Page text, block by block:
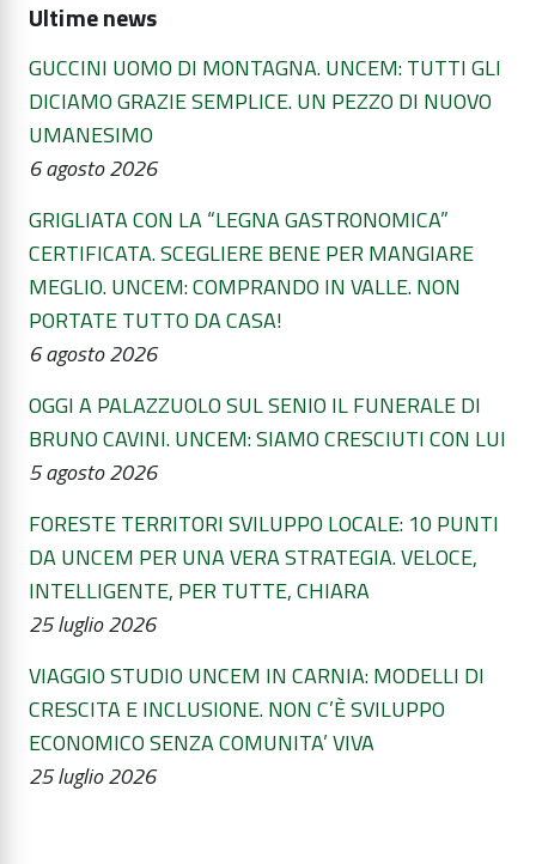
Ultime news
GUCCINI UOMO DI MONTAGNA. UNCEM: TUTTI GLI
DICIAMO GRAZIE SEMPLICE. UN PEZZO DI NUOVO
UMANESIMO
6 agosto 2026
GRIGLIATA CON LA “LEGNA GASTRONOMICA”
CERTIFICATA. SCEGLIERE BENE PER MANGIARE
MEGLIO. UNCEM: COMPRANDO IN VALLE. NON
PORTATE TUTTO DA CASA!
6 agosto 2026
OGGI A PALAZZUOLO SUL SENIO IL FUNERALE DI
BRUNO CAVINI. UNCEM: SIAMO CRESCIUTI CON LUI
5 agosto 2026
FORESTE TERRITORI SVILUPPO LOCALE: 10 PUNTI
DA UNCEM PER UNA VERA STRATEGIA. VELOCE,
INTELLIGENTE, PER TUTTE, CHIARA
25 luglio 2026
VIAGGIO STUDIO UNCEM IN CARNIA: MODELLI DI
CRESCITA E INCLUSIONE. NON C’È SVILUPPO
ECONOMICO SENZA COMUNITA’ VIVA
25 luglio 2026